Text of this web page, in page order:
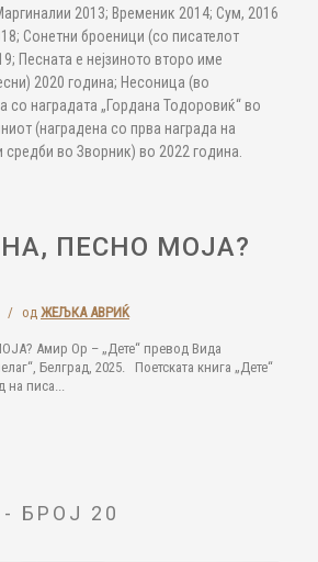
2013; Временик 2014; Сум, 2016
Сонетни броеници (со писателот
Песната е нејзиното второ име
2020 година; Несоница (во
со наградата „Гордана Тодоровиќ“ во
(наградена со прва награда на
во Зворник) во 2022 година.
ПЕСНО МОЈА?
/ од ЖЕЉКА АВРИЌ
Амир Ор – „Дете“ превод Вида
Белград, 2025. Поетската книга „Дете“
на писа...
БРОЈ 20